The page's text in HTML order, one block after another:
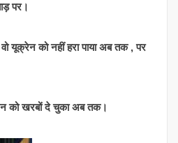
पर।
को नहीं हरा पाया अब तक , पर
को खरबों दे चुका अब तक।